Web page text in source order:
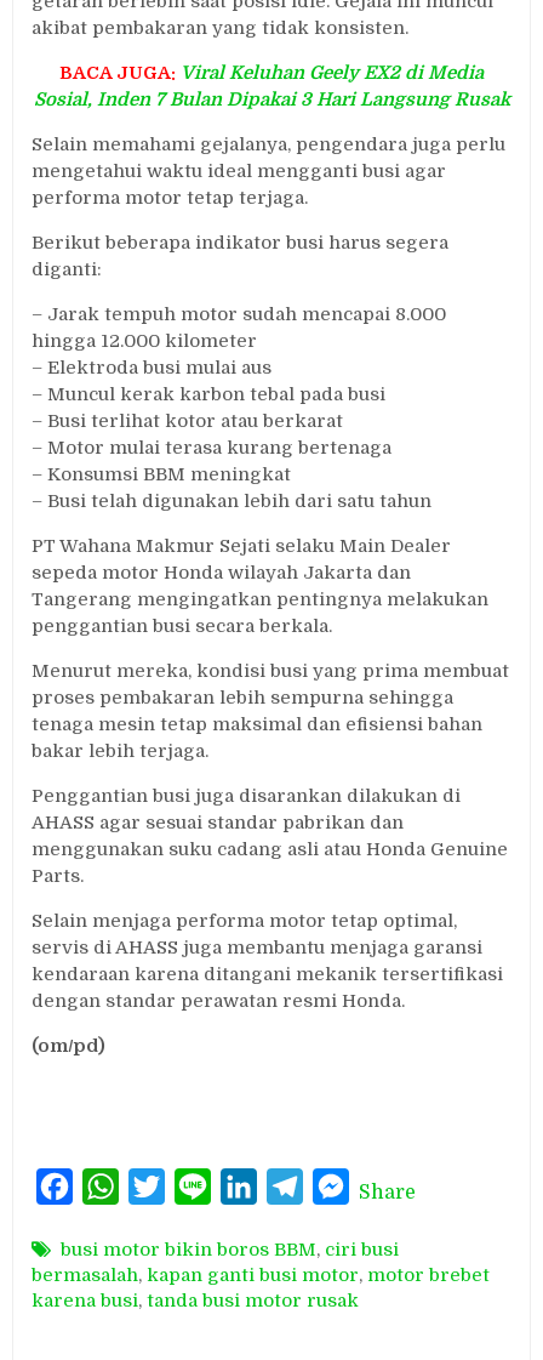
akibat pembakaran yang tidak konsisten.
BACA JUGA: Viral Keluhan Geely EX2 di Media
Sosial, Inden 7 Bulan Dipakai 3 Hari Langsung Rusak
Selain memahami gejalanya, pengendara juga perlu
mengetahui waktu ideal mengganti busi agar
performa motor tetap terjaga.
Berikut beberapa indikator busi harus segera
diganti:
– Jarak tempuh motor sudah mencapai 8.000
hingga 12.000 kilometer
– Elektroda busi mulai aus
– Muncul kerak karbon tebal pada busi
– Busi terlihat kotor atau berkarat
– Motor mulai terasa kurang bertenaga
– Konsumsi BBM meningkat
– Busi telah digunakan lebih dari satu tahun
PT Wahana Makmur Sejati selaku Main Dealer
sepeda motor Honda wilayah Jakarta dan
Tangerang mengingatkan pentingnya melakukan
penggantian busi secara berkala.
Menurut mereka, kondisi busi yang prima membuat
proses pembakaran lebih sempurna sehingga
tenaga mesin tetap maksimal dan efisiensi bahan
bakar lebih terjaga.
Penggantian busi juga disarankan dilakukan di
AHASS agar sesuai standar pabrikan dan
menggunakan suku cadang asli atau Honda Genuine
Parts.
Selain menjaga performa motor tetap optimal,
servis di AHASS juga membantu menjaga garansi
kendaraan karena ditangani mekanik tersertifikasi
dengan standar perawatan resmi Honda.
(om/pd)
FacebookWhatsAppTwitterLine LinkedInTelegramMessenger
Share
busi motor bikin boros BBM, ciri busi
bermasalah,kapan ganti busi motor, motor brebet
karena busi,tanda busi motor rusak